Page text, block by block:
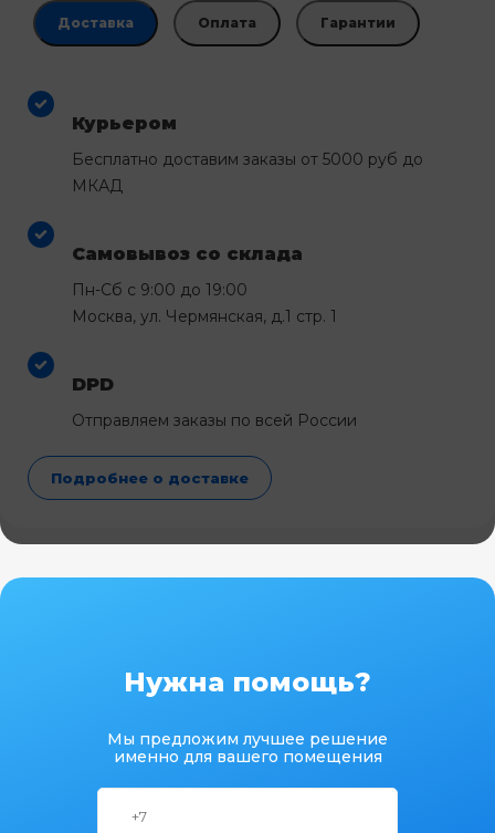
Доставка Оплата Гарантии
Курьером
Бесплатно доставим заказы от 5000 руб до
МКАД
Самовывоз со склада
Пн-Сб с 9:00 до 19:00
Москва, ул. Чермянская, д.1 стр. 1
DPD
Отправляем заказы по всей России
Подробнее о доставке
Нужна помощь?
Мы предложим лучшее решение
именно для вашего помещения